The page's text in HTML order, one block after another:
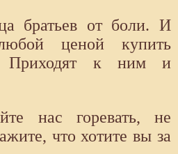
братьев от боли. И
ценой купить
Приходят к ним и
нас горевать, не
что хотите вы за